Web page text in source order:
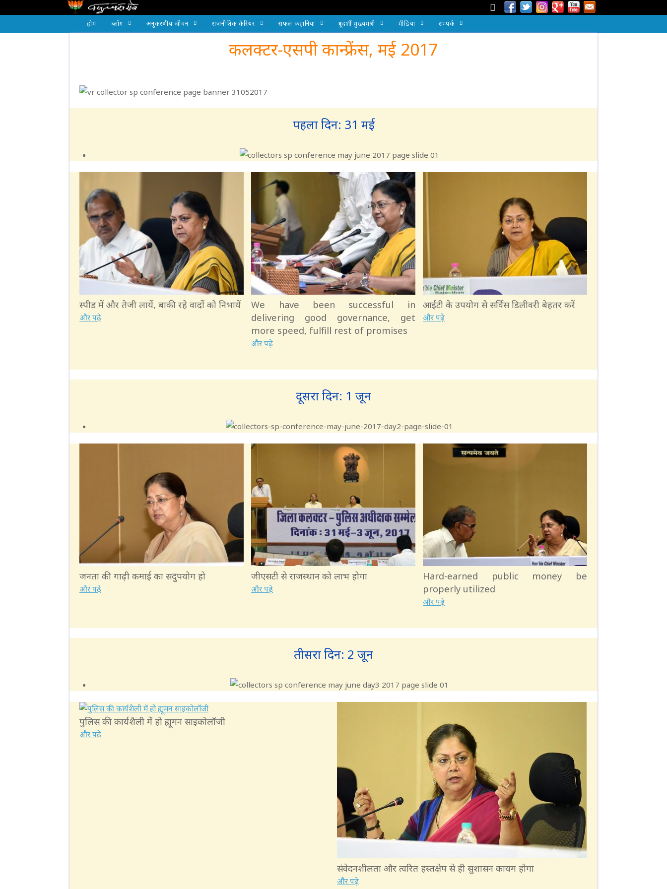
होम ब्लॉग अनुकरणीय जीवन राजनीतिक कैरियर सफल कहानियां दूरदर्शी मुख्यमंत्री मीडिया सम्पर्क
कलक्टर-एसपी कान्फ्रेंस, मई 2017
पहला दिन: 31 मई
स्पीड में और तेजी लायें, बाकी रहे वादों को निभायें
और पढ़े
We have been successful in
delivering good governance, get
more speed, fulfill rest of promises
और पढ़े
आईटी के उपयोग से सर्विस डिलीवरी बेहतर करें
और पढ़े
दूसरा दिन: 1 जून
जनता की गाढ़ी कमाई का सदुपयोग हो
और पढ़े
जीएसटी से राजस्थान को लाभ होगा
और पढ़े
Hard-earned public money be
properly utilized
और पढ़े
तीसरा दिन: 2 जून
पुलिस की कार्यशैली में हो ह्यूमन साइकोलॉजी
और पढ़े
संवेदनशीलता और त्वरित हस्तक्षेप से ही सुशासन कायम होगा
और पढ़े